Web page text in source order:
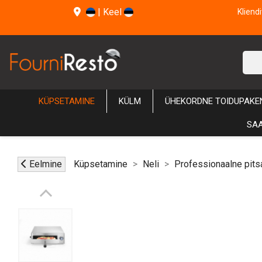
| Keel
KÜPSETAMINE KÜLM ÜHEKORDNE
Eelmine Küpsetamine Neli Professionaalne